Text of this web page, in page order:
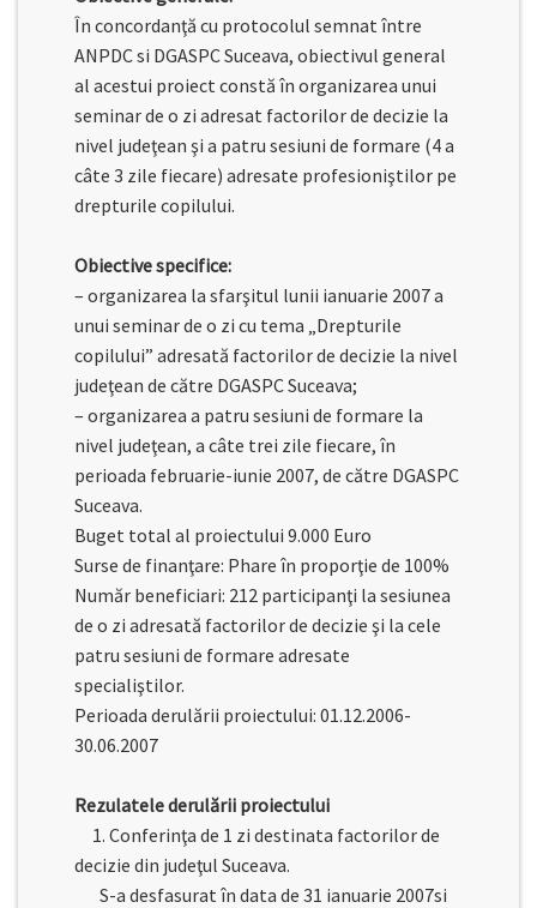
În concordanţă cu protocolul semnat între
ANPDC si DGASPC Suceava, obiectivul general
al acestui proiect constă în organizarea unui
seminar de o zi adresat factorilor de decizie la
nivel judeţean şi a patru sesiuni de formare (4 a
câte 3 zile fiecare) adresate profesioniştilor pe
drepturile copilului.
Obiective specifice:
– organizarea la sfarşitul lunii ianuarie 2007 a
unui seminar de o zi cu tema „Drepturile
copilului” adresată factorilor de decizie la nivel
judeţean de către DGASPC Suceava;
– organizarea a patru sesiuni de formare la
nivel judeţean, a câte trei zile fiecare, în
perioada februarie-iunie 2007, de către DGASPC
Suceava.
Buget total al proiectului 9.000 Euro
Surse de finanţare: Phare în proporţie de 100%
Număr beneficiari: 212 participanţi la sesiunea
de o zi adresată factorilor de decizie şi la cele
patru sesiuni de formare adresate
specialiştilor.
Perioada derulării proiectului: 01.12.2006-
30.06.2007
Rezulatele derulării proiectului
1. Conferinţa de 1 zi destinata factorilor de
decizie din judeţul Suceava.
S-a desfasurat în data de 31 ianuarie 2007si